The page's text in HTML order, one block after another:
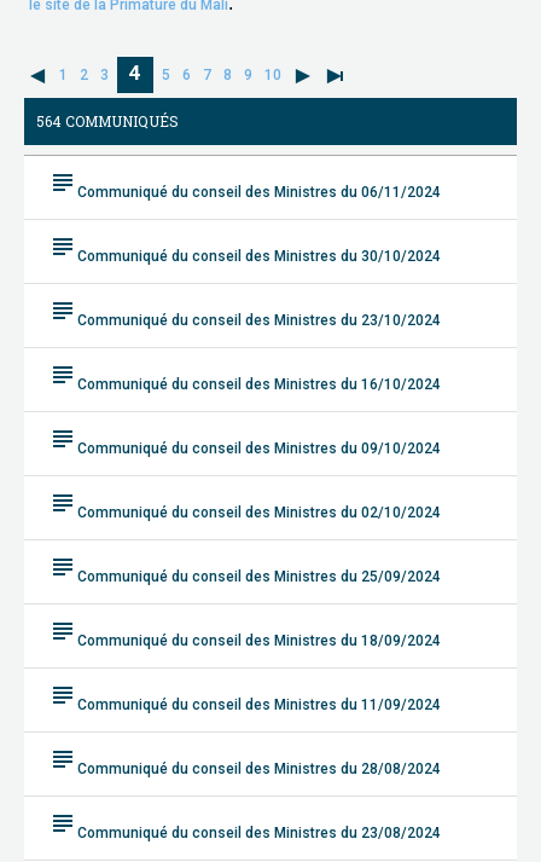
le site de la Primature du Mali
1 2 3 4 5 6 7 8 9 10
564 COMMUNIQUÉS
subject Communiqué du conseil des Ministres du 06/11/2024
subject Communiqué du conseil des Ministres du 30/10/2024
subject Communiqué du conseil des Ministres du 23/10/2024
subject Communiqué du conseil des Ministres du 16/10/2024
subject Communiqué du conseil des Ministres du 09/10/2024
subject Communiqué du conseil des Ministres du 02/10/2024
subject Communiqué du conseil des Ministres du 25/09/2024
subject Communiqué du conseil des Ministres du 18/09/2024
subject Communiqué du conseil des Ministres du 11/09/2024
subject Communiqué du conseil des Ministres du 28/08/2024
subject Communiqué du conseil des Ministres du 23/08/2024